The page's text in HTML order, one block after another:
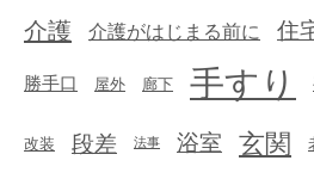
介護 介護がはじまる前に 住
勝手口 屋外 廊下 手すり
改装 段差 法事 浴室 玄関